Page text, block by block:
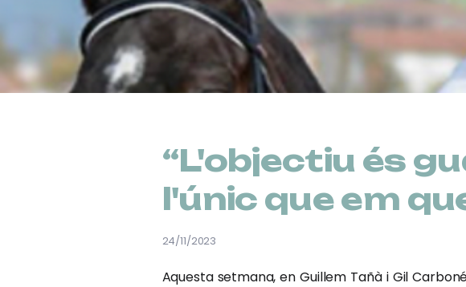
“L'objectiu és
l'únic que em
24/11/2023
Aquesta setmana, en Guillem Tañà i Gil